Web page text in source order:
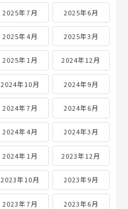
2025年7月 2025年6月
2025年4月 2025年3月
2025年1月 2024年12月
2024年10月 2024年9月
2024年7月 2024年6月
2024年4月 2024年3月
2024年1月 2023年12月
2023年10月 2023年9月
2023年7月 2023年6月